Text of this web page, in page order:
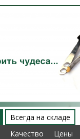
Качество Цены
Всегда на складе
Качество Цены